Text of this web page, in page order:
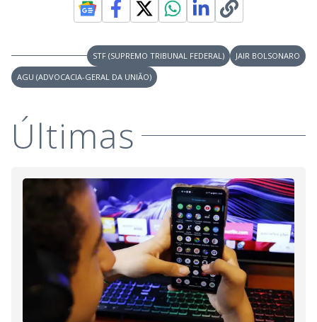
STF (SUPREMO TRIBUNAL FEDERAL)
JAIR BOLSONARO
AGU (ADVOCACIA-GERAL DA UNIÃO)
Últimas